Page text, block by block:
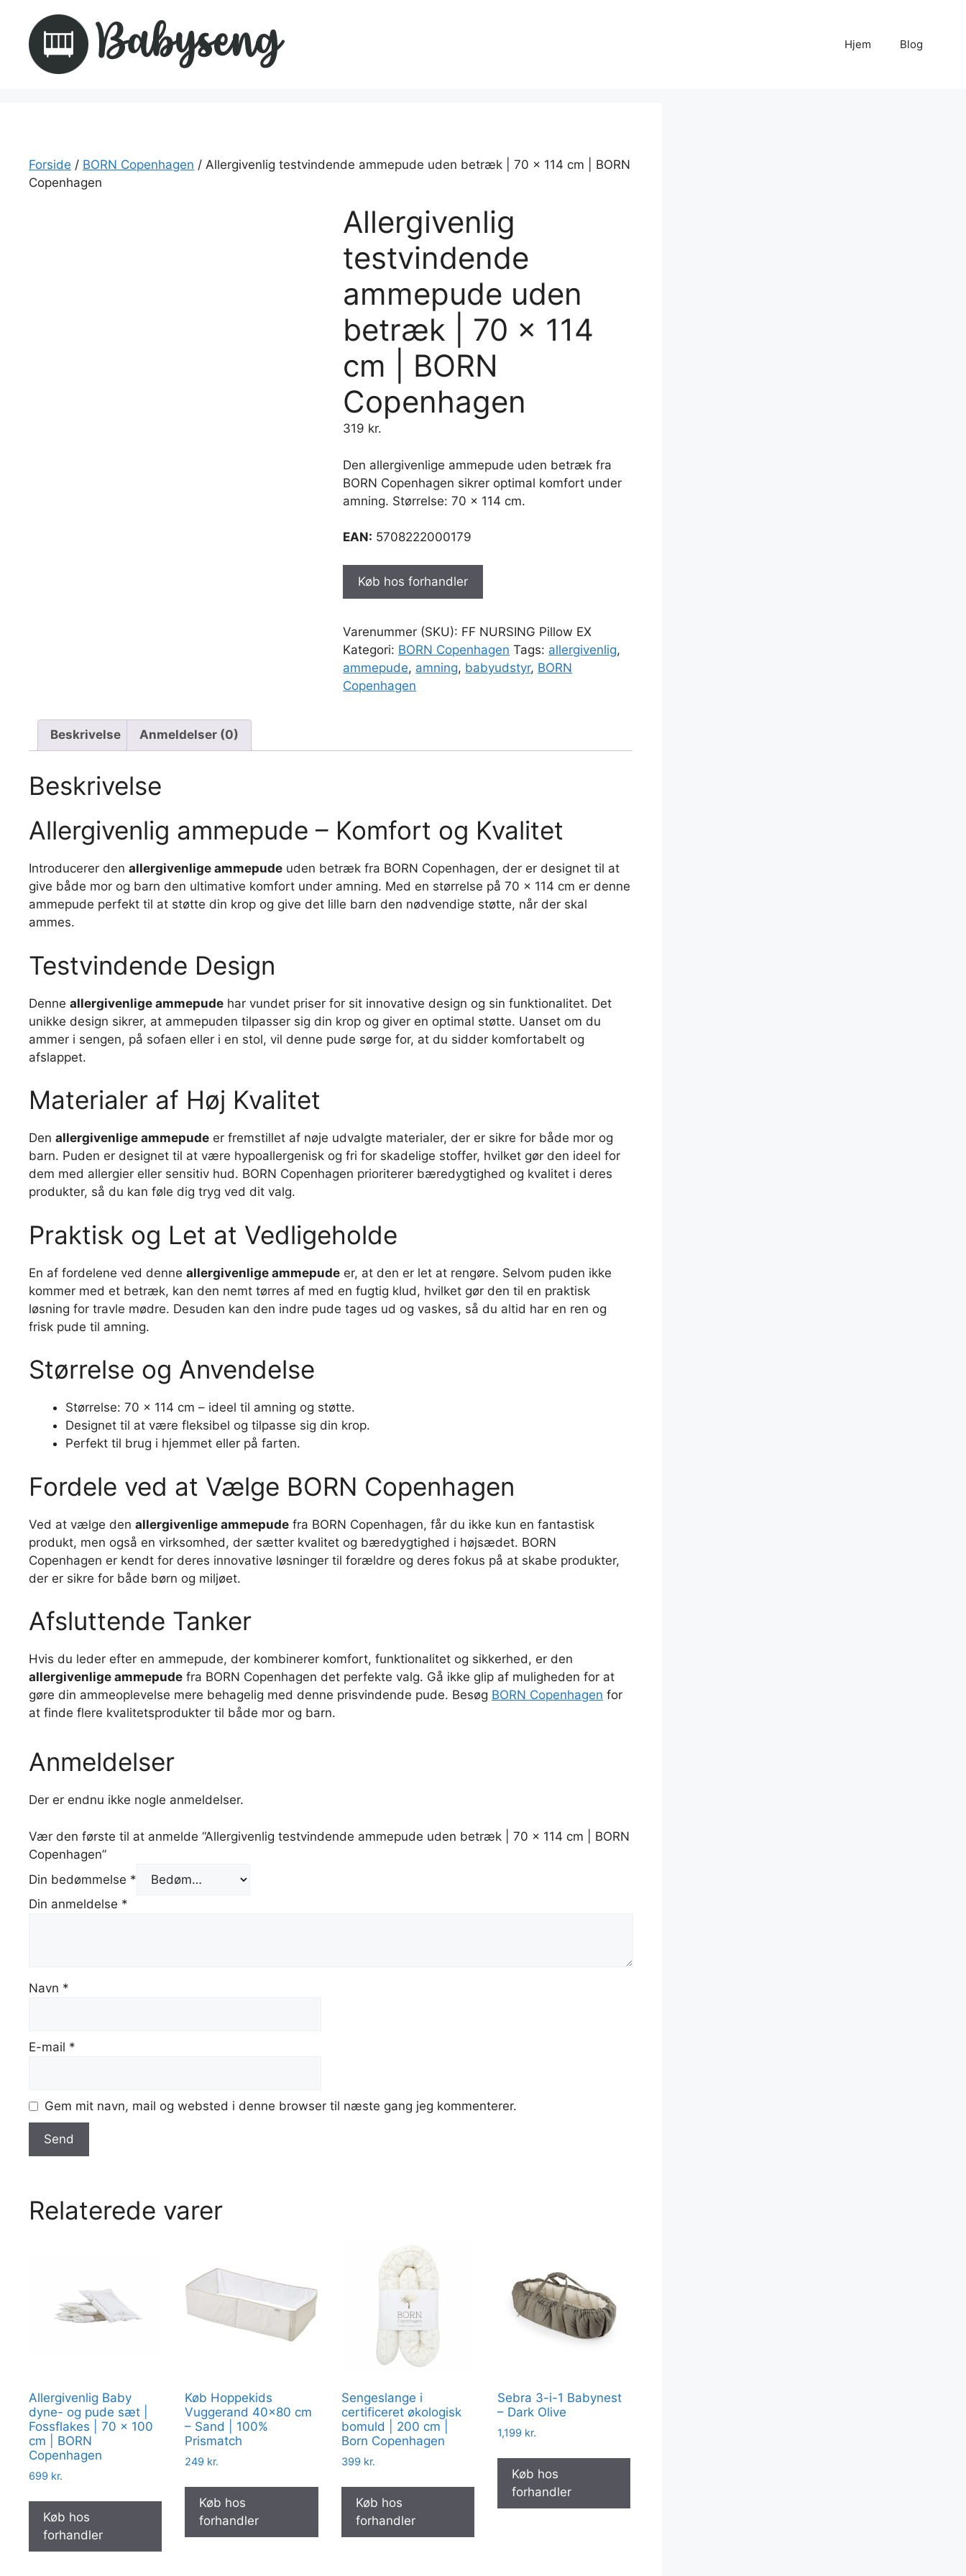
indhold
Hjem Blog
Forside / BORN Copenhagen / Allergivenlig testvindende ammepude uden betræk | 70 x 114 cm | BORN
Copenhagen
Allergivenlig
testvindende
ammepude uden
betræk | 70 x 114
cm | BORN
Copenhagen
319 kr.
Den allergivenlige ammepude uden betræk fra
BORN Copenhagen sikrer optimal komfort under
amning. Størrelse: 70 x 114 cm.
EAN: 5708222000179
Køb hos forhandler
Varenummer (SKU): FF NURSING Pillow EX
Kategori: BORN Copenhagen Tags: allergivenlig,
ammepude, amning, babyudstyr, BORN
Copenhagen
Beskrivelse Anmeldelser (0)
Beskrivelse
Allergivenlig ammepude – Komfort og Kvalitet
Introducerer den allergivenlige ammepude uden betræk fra BORN Copenhagen, der er designet til at
give både mor og barn den ultimative komfort under amning. Med en størrelse på 70 x 114 cm er denne
ammepude perfekt til at støtte din krop og give det lille barn den nødvendige støtte, når der skal
ammes.
Testvindende Design
Denne allergivenlige ammepude har vundet priser for sit innovative design og sin funktionalitet. Det
unikke design sikrer, at ammepuden tilpasser sig din krop og giver en optimal støtte. Uanset om du
ammer i sengen, på sofaen eller i en stol, vil denne pude sørge for, at du sidder komfortabelt og
afslappet.
Materialer af Høj Kvalitet
Den allergivenlige ammepude er fremstillet af nøje udvalgte materialer, der er sikre for både mor og
barn. Puden er designet til at være hypoallergenisk og fri for skadelige stoffer, hvilket gør den ideel for
dem med allergier eller sensitiv hud. BORN Copenhagen prioriterer bæredygtighed og kvalitet i deres
produkter, så du kan føle dig tryg ved dit valg.
Praktisk og Let at Vedligeholde
En af fordelene ved denne allergivenlige ammepude er, at den er let at rengøre. Selvom puden ikke
kommer med et betræk, kan den nemt tørres af med en fugtig klud, hvilket gør den til en praktisk
løsning for travle mødre. Desuden kan den indre pude tages ud og vaskes, så du altid har en ren og
frisk pude til amning.
Størrelse og Anvendelse
Størrelse: 70 x 114 cm – ideel til amning og støtte.
Designet til at være fleksibel og tilpasse sig din krop.
Perfekt til brug i hjemmet eller på farten.
Fordele ved at Vælge BORN Copenhagen
Ved at vælge den allergivenlige ammepude fra BORN Copenhagen, får du ikke kun en fantastisk
produkt, men også en virksomhed, der sætter kvalitet og bæredygtighed i højsædet. BORN
Copenhagen er kendt for deres innovative løsninger til forældre og deres fokus på at skabe produkter,
der er sikre for både børn og miljøet.
Afsluttende Tanker
Hvis du leder efter en ammepude, der kombinerer komfort, funktionalitet og sikkerhed, er den
allergivenlige ammepude fra BORN Copenhagen det perfekte valg. Gå ikke glip af muligheden for at
gøre din ammeoplevelse mere behagelig med denne prisvindende pude. Besøg BORN Copenhagen for
at finde flere kvalitetsprodukter til både mor og barn.
Anmeldelser
Der er endnu ikke nogle anmeldelser.
Vær den første til at anmelde “Allergivenlig testvindende ammepude uden betræk | 70 x 114 cm | BORN
Copenhagen”
Din bedømmelse *
Din anmeldelse *
Navn *
E-mail *
Gem mit navn, mail og websted i denne browser til næste gang jeg kommenterer.
Relaterede varer
Allergivenlig Baby
dyne- og pude sæt |
Fossflakes | 70 x 100
cm | BORN
Copenhagen
699 kr.
Køb hos
forhandler
Køb Hoppekids
Vuggerand 40×80 cm
– Sand | 100%
Prismatch
249 kr.
Køb hos
forhandler
Sengeslange i
certificeret økologisk
bomuld | 200 cm |
Born Copenhagen
399 kr.
Køb hos
forhandler
Sebra 3-i-1 Babynest
– Dark Olive
1,199 kr.
Køb hos
forhandler